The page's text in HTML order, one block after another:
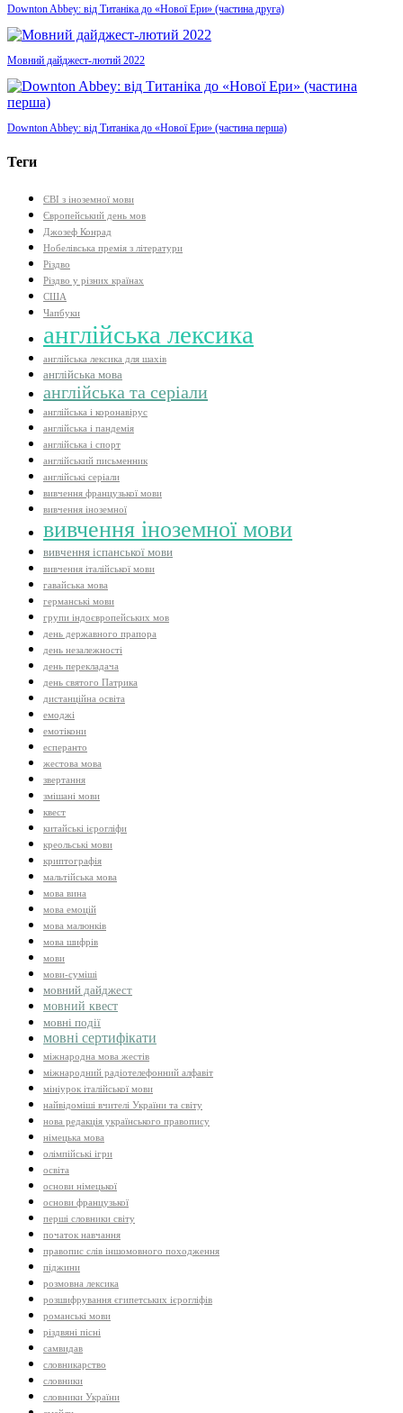
Downton Abbey: від Титаніка до «Нової Ери» (частина друга)
Мовний дайджест-лютий 2022
Downton Abbey: від Титаніка до «Нової Ери» (частина перша)
Теги
ЄВІ з іноземної мови
Європейський день мов
Джозеф Конрад
Нобелівська премія з літератури
Різдво
Різдво у різних країнах
США
Чапбуки
англійська лексика
англійська лексика для шахів
англійська мова
англійська та серіали
англійська і коронавірус
англійська і пандемія
англійська і спорт
англійський письменник
англійські серіали
вивчення французької мови
вивчення іноземної
вивчення іноземної мови
вивчення іспанської мови
вивчення італійської мови
гавайська мова
германські мови
групи індоєвропейських мов
день державного прапора
день незалежності
день перекладача
день святого Патрика
дистанційна освіта
емоджі
емотікони
есперанто
жестова мова
звертання
змішані мови
квест
китайські ієрогліфи
креольські мови
криптографія
мальтійська мова
мова вина
мова емоцій
мова малюнків
мова шифрів
мови
мови-суміші
мовний дайджест
мовний квест
мовні події
мовні сертифікати
міжнародна мова жестів
міжнародний радіотелефонний алфавіт
мініурок італійської мови
найвідоміші вчителі України та світу
нова редакція українського правопису
німецька мова
олімпійські ігри
освіта
основи німецької
основи французької
перші словники світу
початок навчання
правопис слів іншомовного походження
піджини
розмовна лексика
розшифрування єгипетських ієрогліфів
романські мови
різдвяні пісні
самвидав
словникарство
словники
словники України